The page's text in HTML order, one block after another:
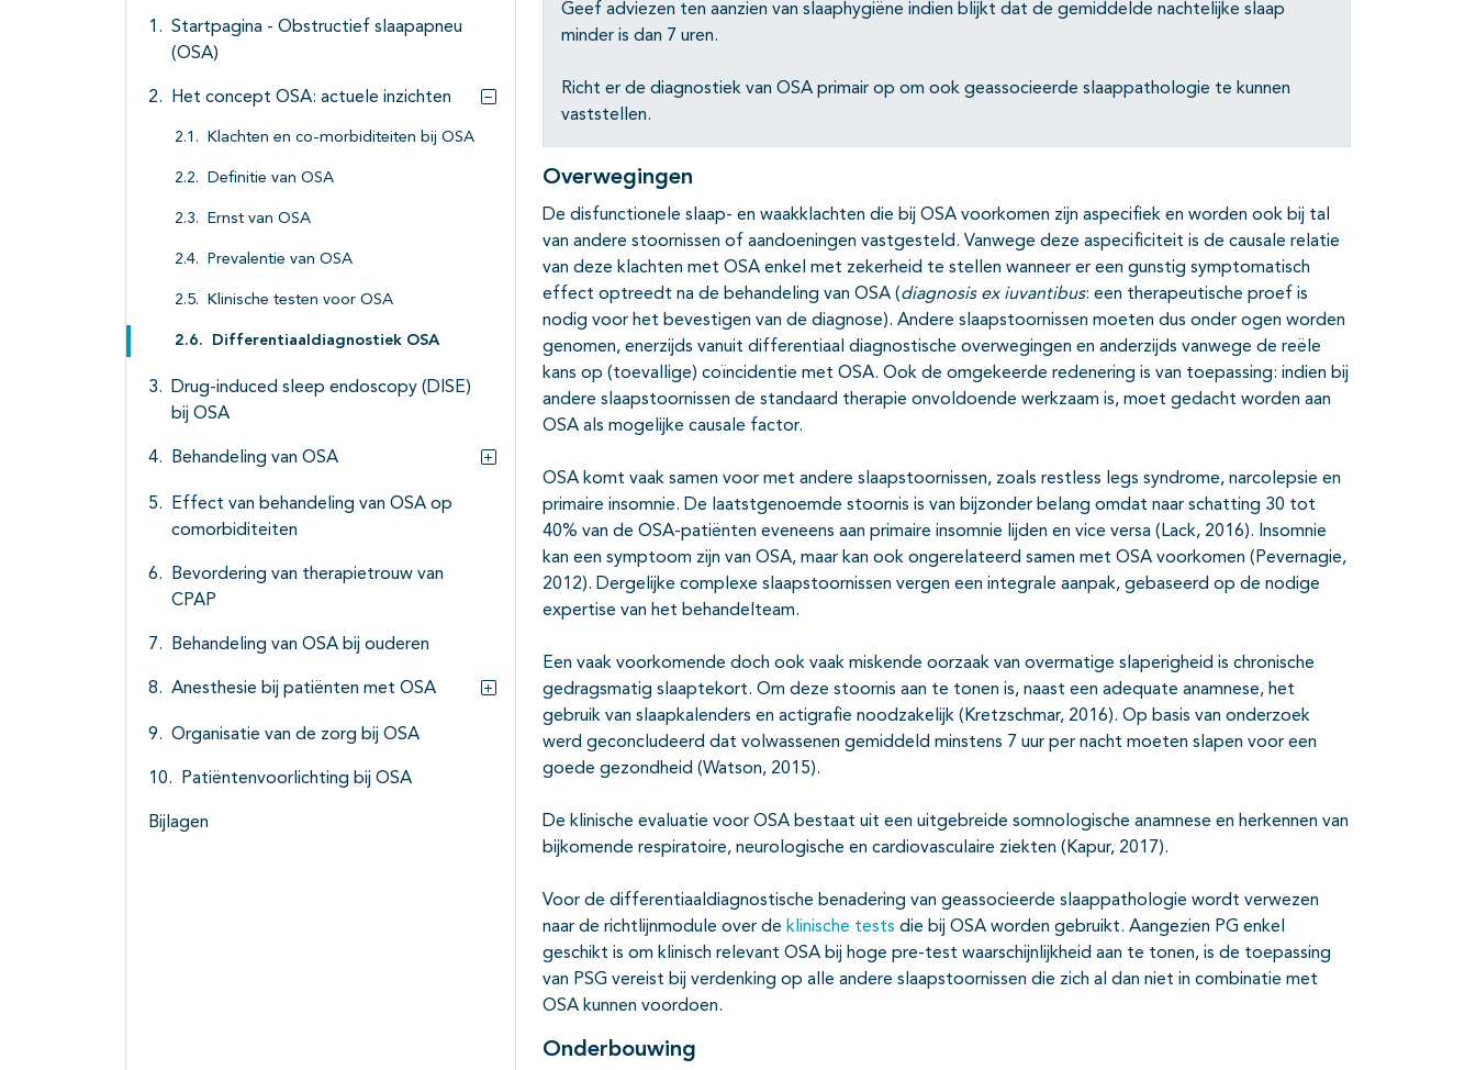
Startpagina - Obstructief slaapapneu
(OSA)
Het concept OSA: actuele inzichten
Subpagina's open- en dichtklappen
Klachten en co-morbiditeiten bij OSA
Definitie van OSA
Ernst van OSA
Prevalentie van OSA
Klinische testen voor OSA
Differentiaaldiagnostiek OSA
Drug-induced sleep endoscopy (DISE)
bij OSA
Behandeling van OSA
Subpagina's open- en dichtklappen
Effect van behandeling van OSA op
comorbiditeiten
Bevordering van therapietrouw van
CPAP
Behandeling van OSA bij ouderen
Anesthesie bij patiënten met OSA
Subpagina's open- en dichtklappen
Organisatie van de zorg bij OSA
Patiëntenvoorlichting bij OSA
Bijlagen
Geef adviezen ten aanzien van slaaphygiëne indien blijkt dat de gemiddelde nachtelijke slaap
minder is dan 7 uren.
Richt er de diagnostiek van OSA primair op om ook geassocieerde slaappathologie te kunnen
vaststellen.
Overwegingen
De disfunctionele slaap- en waakklachten die bij OSA voorkomen zijn aspecifiek en worden ook bij tal
van andere stoornissen of aandoeningen vastgesteld. Vanwege deze aspecificiteit is de causale relatie
van deze klachten met OSA enkel met zekerheid te stellen wanneer er een gunstig symptomatisch
effect optreedt na de behandeling van OSA (diagnosis ex iuvantibus: een therapeutische proef is
nodig voor het bevestigen van de diagnose). Andere slaapstoornissen moeten dus onder ogen worden
genomen, enerzijds vanuit differentiaal diagnostische overwegingen en anderzijds vanwege de reële
kans op (toevallige) coïncidentie met OSA. Ook de omgekeerde redenering is van toepassing: indien bij
andere slaapstoornissen de standaard therapie onvoldoende werkzaam is, moet gedacht worden aan
OSA als mogelijke causale factor.
OSA komt vaak samen voor met andere slaapstoornissen, zoals restless legs syndrome, narcolepsie en
primaire insomnie. De laatstgenoemde stoornis is van bijzonder belang omdat naar schatting 30 tot
40% van de OSA-patiënten eveneens aan primaire insomnie lijden en vice versa (Lack, 2016). Insomnie
kan een symptoom zijn van OSA, maar kan ook ongerelateerd samen met OSA voorkomen (Pevernagie,
2012). Dergelijke complexe slaapstoornissen vergen een integrale aanpak, gebaseerd op de nodige
expertise van het behandelteam.
Een vaak voorkomende doch ook vaak miskende oorzaak van overmatige slaperigheid is chronische
gedragsmatig slaaptekort. Om deze stoornis aan te tonen is, naast een adequate anamnese, het
gebruik van slaapkalenders en actigrafie noodzakelijk (Kretzschmar, 2016). Op basis van onderzoek
werd geconcludeerd dat volwassenen gemiddeld minstens 7 uur per nacht moeten slapen voor een
goede gezondheid (Watson, 2015).
De klinische evaluatie voor OSA bestaat uit een uitgebreide somnologische anamnese en herkennen van
bijkomende respiratoire, neurologische en cardiovasculaire ziekten (Kapur, 2017).
Voor de differentiaaldiagnostische benadering van geassocieerde slaappathologie wordt verwezen
naar de richtlijnmodule over de klinische tests die bij OSA worden gebruikt. Aangezien PG enkel
geschikt is om klinisch relevant OSA bij hoge pre-test waarschijnlijkheid aan te tonen, is de toepassing
van PSG vereist bij verdenking op alle andere slaapstoornissen die zich al dan niet in combinatie met
OSA kunnen voordoen.
Onderbouwing